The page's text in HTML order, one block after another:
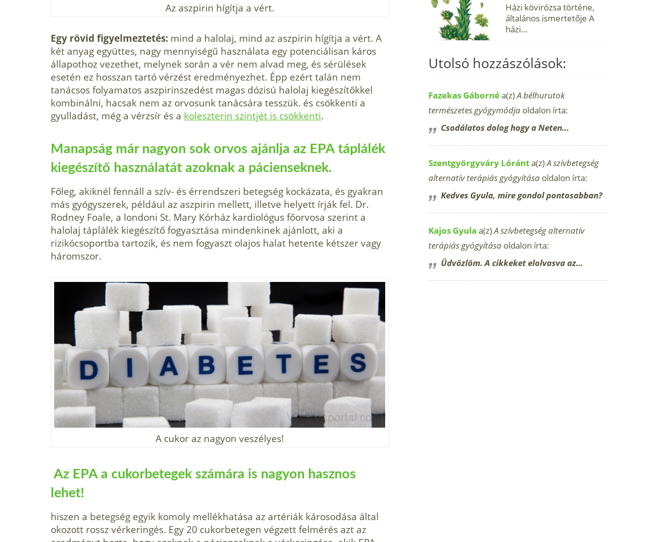
Az aszpirin hígítja a vért.
Egy rövid figyelmeztetés: mind a halolaj, mind az aszpirin hígítja a vért. A
két anyag együttes, nagy mennyiségű használata egy potenciálisan káros
állapothoz vezethet, melynek során a vér nem alvad meg, és sérülések
esetén ez hosszan tartó vérzést eredményezhet. Épp ezért talán nem
tanácsos folyamatos aszpirinszedést magas dózisú halolaj kiegészítőkkel
kombinálni, hacsak nem az orvosunk tanácsára tesszük. és csökkenti a
gyulladást, még a vérzsír és a koleszterin szintjét is csökkenti.
Manapság már nagyon sok orvos ajánlja az EPA táplálék
kiegészítő használatát azoknak a pácienseknek.
Főleg, akiknél fennáll a szív- és érrendszeri betegség kockázata, és gyakran
más gyógyszerek, például az aszpirin mellett, illetve helyett írják fel. Dr.
Rodney Foale, a londoni St. Mary Kórház kardiológus főorvosa szerint a
halolaj táplálék kiegészítő fogyasztása mindenkinek ajánlott, aki a
rizikócsoportba tartozik, és nem fogyaszt olajos halat hetente kétszer vagy
háromszor.
A cukor az nagyon veszélyes!
Az EPA a cukorbetegek számára is nagyon hasznos
lehet!
hiszen a betegség egyik komoly mellékhatása az artériák károsodása által
okozott rossz vérkeringés. Egy 20 cukorbetegen végzett felmérés azt az
Házi kövirózsa történe,
általános ismertetője A
házi…
Utolsó hozzászólások:
Fazekas Gábornéa(z)A bélhurutok
természetes gyógymódja oldalon írta:
Csodálatos dolog hogy a Neten…
Szentgyörgyváry Lóránta(z)A szívbetegség
alternatív terápiás gyógyítása oldalon írta:
Kedves Gyula, mire gondol pontosabban?
Kajos Gyula a(z)A szívbetegség alternatív
terápiás gyógyítása oldalon írta:
Üdvözlöm. A cikkeket elolvasva az…